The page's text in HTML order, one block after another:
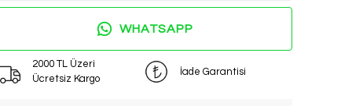
WHATSAPP
2000 TL Üzeri
Ücretsiz Kargo
İade Garantisi